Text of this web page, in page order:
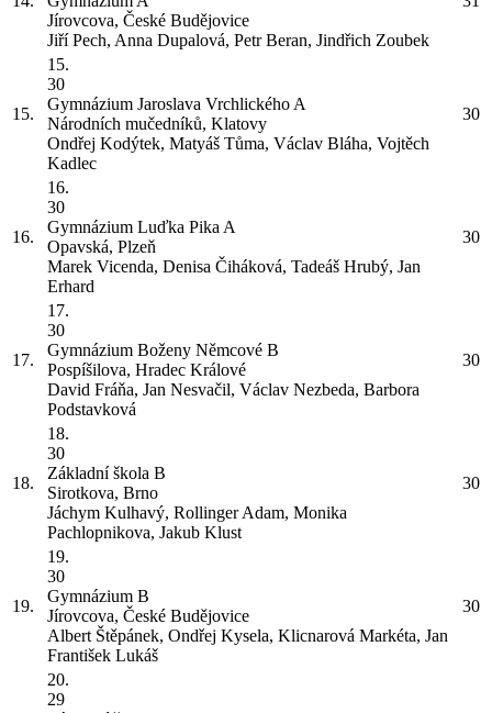
Jírovcova, České Budějovice
Jiří Pech, Anna Dupalová, Petr Beran, Jindřich Zoubek
15.
15.
30
Gymnázium Jaroslava Vrchlického A
Národních mučedníků, Klatovy
Ondřej Kodýtek, Matyáš Tůma, Václav Bláha, Vojtěch
Kadlec
30
16.
16.
30
Gymnázium Luďka Pika A
Opavská, Plzeň
Marek Vicenda, Denisa Čiháková, Tadeáš Hrubý, Jan
Erhard
30
17.
17.
30
Gymnázium Boženy Němcové B
Pospíšilova, Hradec Králové
David Fráňa, Jan Nesvačil, Václav Nezbeda, Barbora
Podstavková
30
18.
18.
30
Základní škola B
Sirotkova, Brno
Jáchym Kulhavý, Rollinger Adam, Monika
Pachlopnikova, Jakub Klust
30
19.
19.
30
Gymnázium B
Jírovcova, České Budějovice
Albert Štěpánek, Ondřej Kysela, Klicnarová Markéta, Jan
František Lukáš
30
20.
29